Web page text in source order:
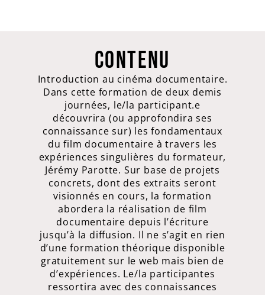
CONTENU
Introduction au cinéma documentaire.
Dans cette formation de deux demis
journées, le/la participant.e
découvrira (ou approfondira ses
connaissance sur) les fondamentaux
du film documentaire à travers les
expériences singulières du formateur,
Jérémy Parotte. Sur base de projets
concrets, dont des extraits seront
visionnés en cours, la formation
abordera la réalisation de film
documentaire depuis l’écriture
jusqu’à la diffusion. Il ne s’agit en rien
d’une formation théorique disponible
gratuitement sur le web mais bien de
d’expériences. Le/la participantes
ressortira avec des connaissances